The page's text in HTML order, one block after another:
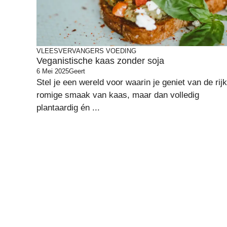
VLEESVERVANGERS VOEDING
Veganistische kaas zonder soja
6 Mei 2025Geert
Stel je een wereld voor waarin je geniet van de
romige smaak van kaas, maar dan volledig
plantaardig én ...